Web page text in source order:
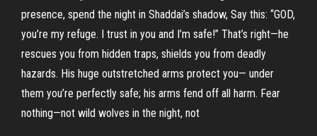
presence, spend the night in Shaddai’s shadow, Say this: “GOD,
you’re my refuge. I trust in you and I’m safe!” That’s right—he
rescues you from hidden traps, shields you from deadly
hazards. His huge outstretched arms protect you— under
them you’re perfectly safe; his arms fend off all harm. Fear
nothing—not wild wolves in the night, not